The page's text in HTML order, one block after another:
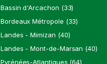
Bassin d'Arcachon (33)
Bordeaux Métropole (33)
Landes - Mimizan (40)
Landes - Mont-de-Marsan (40)
Pyrénées-Atlantiques (64)